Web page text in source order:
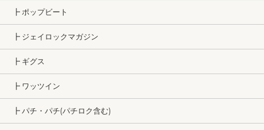
┣ ポップビート
┣ ジェイロックマガジン
┣ ギグス
┣ ワッツイン
┣ パチ・パチ(パチロク含む)